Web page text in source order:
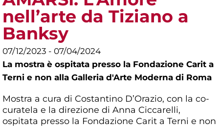
nell’arte da Tiziano a
Banksy
07/12/2023 - 07/04/2024
La mostra è ospitata presso la Fondazione Carit a
Terni e non alla Galleria d'Arte Moderna di Roma
Mostra a cura di Costantino D’Orazio, con la co-
curatela e la direzione di Anna Ciccarelli,
ospitata presso la Fondazione Carit a Terni e non